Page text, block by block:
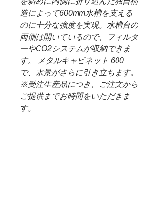
造によって600mm水槽を支える
のに十分な強度を実現。水槽台の
両側は開いているので、フィルタ
ーやCO2システムが収納できま
す。 メタルキャビネット 600
で、水景がさらに引き立ちます。
※受注生産品につき、ご注文から
ご提供までお時間をいただきま
す。